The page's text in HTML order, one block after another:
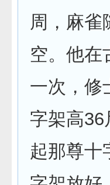
周，麻雀
空。他在
一次，修
字架高
起那尊十